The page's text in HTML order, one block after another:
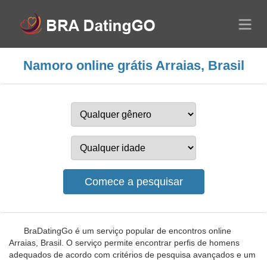
Namoro online grátis Arraias, Brasil
BraDatingGo é um serviço popular de encontros online
Arraias, Brasil. O serviço permite encontrar perfis de homens
adequados de acordo com critérios de pesquisa avançados e um